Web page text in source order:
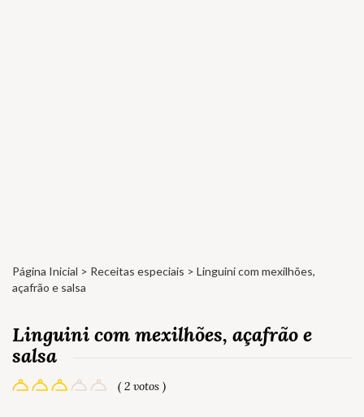
Página Inicial > Receitas especiais > Linguini com mexilhões,
açafrão e salsa
Linguini com mexilhões, açafrão e
salsa
( 2 votos )